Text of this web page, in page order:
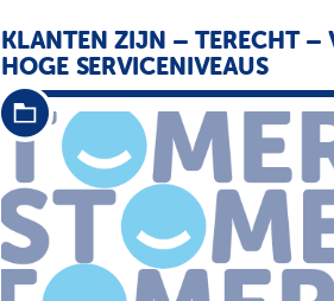
KLANTEN ZIJN – TERECHT –
HOGE SERVICENIVEAUS